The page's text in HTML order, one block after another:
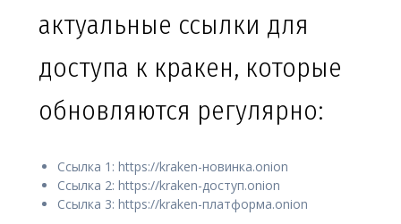
актуальные ссылки для
доступа к кракен, которые
обновляются регулярно:
Ссылка 1: https://kraken-новинка.onion
Ссылка 2: https://kraken-доступ.onion
Ссылка 3: https://kraken-платформа.onion